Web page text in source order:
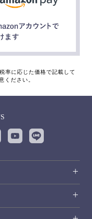
率に応じた価格で記載して
ください。